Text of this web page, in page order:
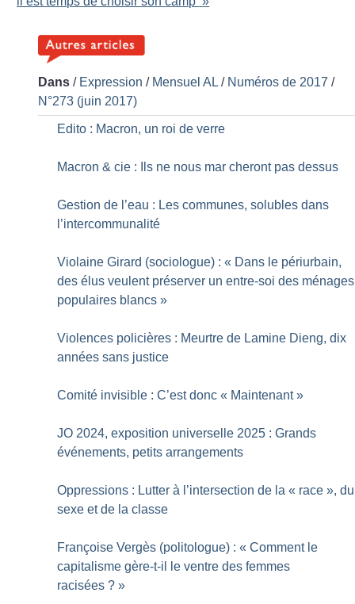
Dans / Expression / Mensuel AL / Numéros de 2017 /
N°273 (juin 2017)
Edito : Macron, un roi de verre
Macron & cie : Ils ne nous mar cheront pas dessus
Gestion de l’eau : Les communes, solubles dans
l’intercommunalité
Violaine Girard (sociologue) : « Dans le périurbain,
des élus veulent préserver un entre-soi des ménages
populaires blancs »
Violences policières : Meurtre de Lamine Dieng, dix
années sans justice
Comité invisible : C’est donc « Maintenant »
JO 2024, exposition universelle 2025 : Grands
événements, petits arrangements
Oppressions : Lutter à l’intersection de la « race », du
sexe et de la classe
Françoise Vergès (politologue) : « Comment le
capitalisme gère-t-il le ventre des femmes
racisées ? »